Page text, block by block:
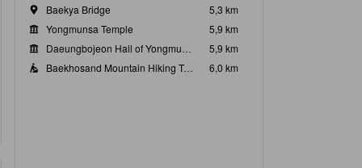
Baekya Bridge
5,3 km
Yongmunsa Temple
5,9 km
Daeungbojeon Hall of Yongmunsa Temple
5,9 km
Baekhosand Mountain Hiking Trail
6,0 km